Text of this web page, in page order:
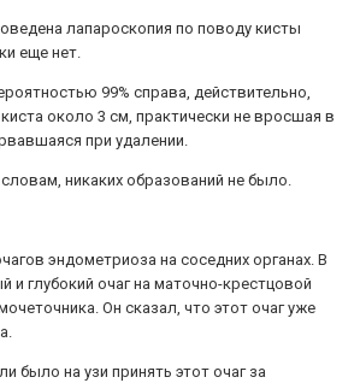
лапароскопия по поводу кисты
еще нет.
99% справа, действительно,
около 3 см, практически не вросшая в
при удалении.
никаких образований не было.
эндометриоза на соседних органах. В
и глубокий очаг на маточно-крестцовой
Он сказал, что этот очаг уже
было на узи принять этот очаг за